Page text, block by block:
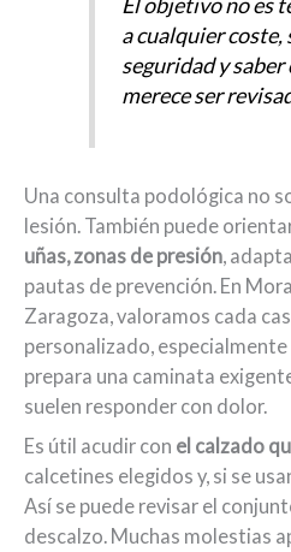
a cualquier coste,
seguridad y saber
merece ser
Una consulta podológica no
lesión. También puede
uñas, zonas de presión,
pautas de prevención. En
Zaragoza, valoramos cada
personalizado,
prepara una caminata
suelen responder con dolor.
Es útil acudir con el calzado
calcetines elegidos y, si se
Así se puede revisar el
descalzo. Muchas molestias